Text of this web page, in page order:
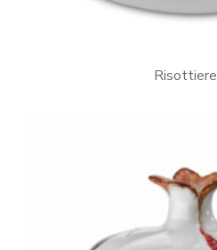
Risottiere